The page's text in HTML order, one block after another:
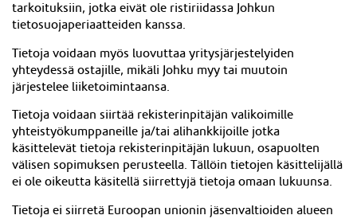
tarkoituksiin, jotka eivät ole ristiriidassa Johkun
tietosuojaperiaatteiden kanssa.
Tietoja voidaan myös luovuttaa yritysjärjestelyiden
yhteydessä ostajille, mikäli Johku myy tai muutoin
järjestelee liiketoimintaansa.
Tietoja voidaan siirtää rekisterinpitäjän valikoimille
yhteistyökumppaneille ja/tai alihankkijoille jotka
käsittelevät tietoja rekisterinpitäjän lukuun, osapuolten
välisen sopimuksen perusteella. Tällöin tietojen käsittelijällä
ei ole oikeutta käsitellä siirrettyjä tietoja omaan lukuunsa.
Tietoja ei siirretä Euroopan unionin jäsenvaltioiden alueen